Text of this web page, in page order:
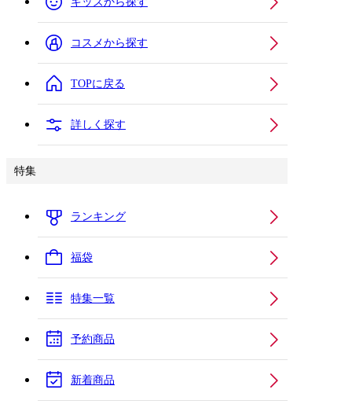
コスメから探す
TOPに戻る
詳しく探す
特集
ランキング
福袋
特集一覧
予約商品
新着商品